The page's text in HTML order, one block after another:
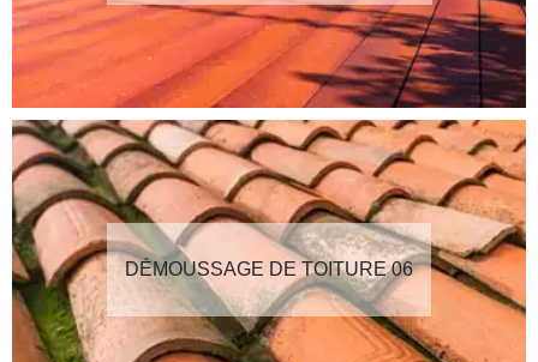
DÉMOUSSAGE DE TOITURE 06